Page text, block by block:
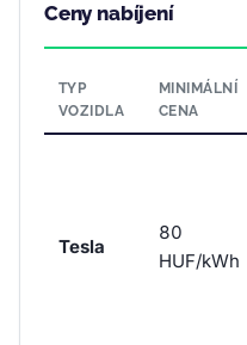
Ceny nabíjení
TYP
VOZIDLA
MINIMÁLNÍ
CENA
Tesla
80
HUF/kWh